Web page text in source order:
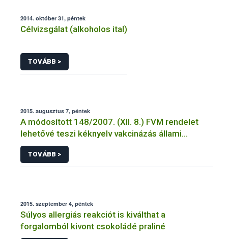
2014. október 31, péntek
Célvizsgálat (alkoholos ital)
TOVÁBB >
2015. augusztus 7, péntek
A módosított 148/2007. (XII. 8.) FVM rendelet
lehetővé teszi kéknyelv vakcinázás állami
támogatását
TOVÁBB >
2015. szeptember 4, péntek
Súlyos allergiás reakciót is kiválthat a
forgalomból kivont csokoládé praliné